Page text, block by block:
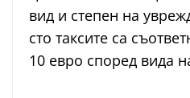
вид и степен на
сто таксите са
10 евро според вида